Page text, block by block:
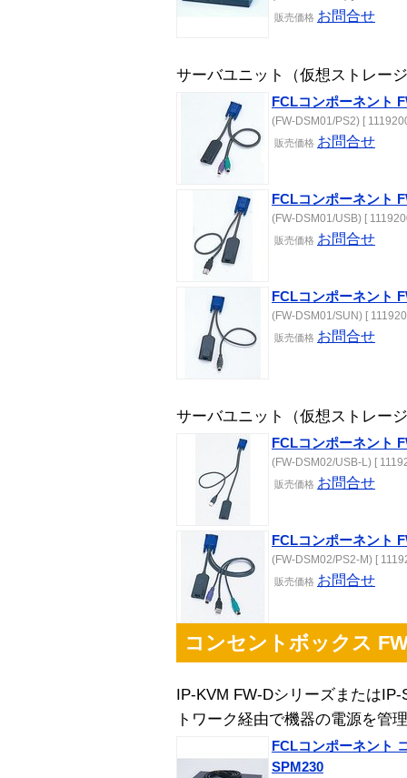
販売価格 お問合せ
サーバユニット（仮想ストレー
FCLコンポーネント
(FW-DSM01/PS2) [
販売価格 お問合せ
FCLコンポーネント
(FW-DSM01/USB) [
販売価格 お問合せ
FCLコンポーネント
(FW-DSM01/SUN) [
販売価格 お問合せ
サーバユニット（仮想ストレー
FCLコンポーネント
(FW-DSM02/USB-L) [
販売価格 お問合せ
FCLコンポーネント
(FW-DSM02/PS2-M) [
販売価格 お問合せ
コンセントボックス
IP-KVM FW-Dシリーズまたは
トワーク経由で機器の電源を管
FCLコンポーネント
SPM230